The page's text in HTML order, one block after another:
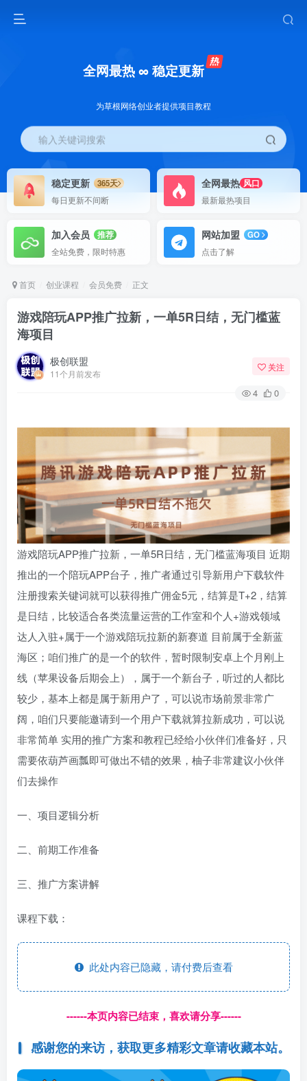
全网最热 ∞ 稳定更新
为草根网络创业者提供项目教程
输入关键词搜索
稳定更新
365天
每日更新不间断
全网最热 风口
最新最热项目
加入会员
推荐
全站免费，限时特惠
网站加盟
GO
点击了解
首页 创业课程 会员免费 正文
游戏陪玩APP推广拉新，一单5R日结，无门槛蓝
海项目
极创联盟
11个月前发布
关注
4 0
游戏陪玩APP推广拉新，一单5R日结，无门槛蓝海项目 近期
推出的一个陪玩APP台子，推广者通过引导新用户下载软件
注册搜索关键词就可以获得推广佣金5元，结算是T+2，结算
是日结，比较适合各类流量运营的工作室和个人+游戏领域
达人入驻+属于一个游戏陪玩拉新的新赛道 目前属于全新蓝
海区；咱们推广的是一个的软件，暂时限制安卓上个月刚上
线（苹果设备后期会上），属于一个新台子，听过的人都比
较少，基本上都是属于新用户了，可以说市场前景非常广
阔，咱们只要能邀请到一个用户下载就算拉新成功，可以说
非常简单 实用的推广方案和教程已经给小伙伴们准备好，只
需要依葫芦画瓢即可做出不错的效果，柚子非常建议小伙伴
们去操作
一、项目逻辑分析
二、前期工作准备
三、推广方案讲解
课程下载：
此处内容已隐藏，请付费后查看
------本页内容已结束，喜欢请分享------
感谢您的来访，获取更多精彩文章请收藏本站。